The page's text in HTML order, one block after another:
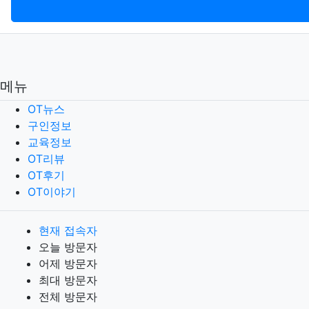
메뉴
OT뉴스
구인정보
교육정보
OT리뷰
OT후기
OT이야기
현재 접속자
오늘 방문자
어제 방문자
최대 방문자
전체 방문자